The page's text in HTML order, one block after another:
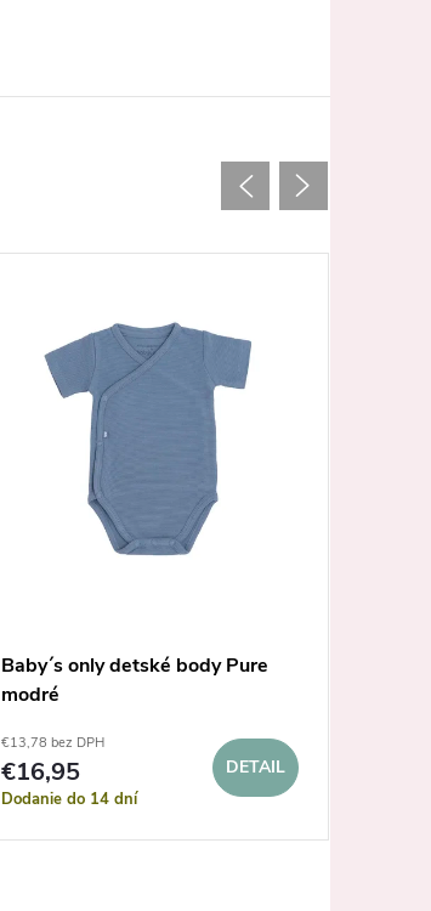
Baby´s only detské body Pure
modré
€13,78 bez DPH
€16,95
Dodanie do 14 dní
DETAIL